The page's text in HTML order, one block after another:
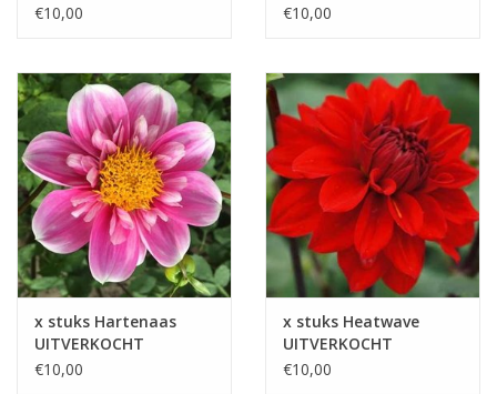
€10,00
€10,00
x stuks Hartenaas
UITVERKOCHT
€10,00
x stuks Heatwave
UITVERKOCHT
€10,00